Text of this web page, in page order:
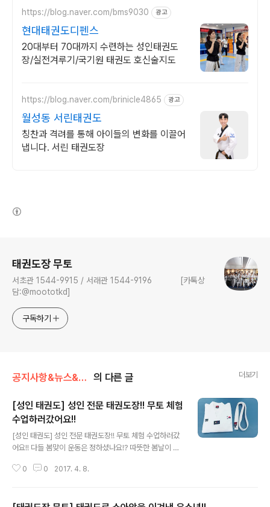
https://blog.naver.com/bms9030 광고
현대태권도디펜스
20대부터 70대까지 수련하는 성인태권도
장/실전겨루기/국기원 태권도 호신술지도
https://blog.naver.com/brinicle4865 광고
월성동 서린태권도
칭찬과 격려를 통해 아이들의 변화를 이끌어
냅니다. 서린 태권도장
태권도장 무토
서초관 1544-9915 / 서래관 1544-9196 [카톡상
담:@moototkd]
구독하기
공지사항&뉴스&행사/뉴스 의 다른 글 더보기
[성인 태권도] 성인 전문 태권도장!! 무토 체험
수업하러갔어요!!
[성인 태권도] 성인 전문 태권도장!! 무토 체험 수업하러갔
어요!! 다들 봄맞이 운동은 정하셨나요!? 따뜻한 봄날이 왔
구요!? 날이 좋아서....날이 좋지 않아서...날이 적당해서...
0 0 2017. 4. 8.